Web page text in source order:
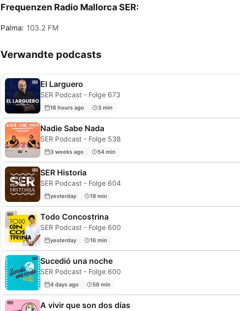
Frequenzen Radio Mallorca SER:
Palma: 103.2 FM
Verwandte podcasts
El Larguero
SER Podcast - Folge 673
18 hours ago 3 min
Nadie Sabe Nada
SER Podcast - Folge 538
3 weeks ago 54 min
SER Historia
SER Podcast - Folge 604
yesterday 19 min
Todo Concostrina
SER Podcast - Folge 600
yesterday 16 min
Sucedió una noche
SER Podcast - Folge 600
4 days ago 56 min
A vivir que son dos días